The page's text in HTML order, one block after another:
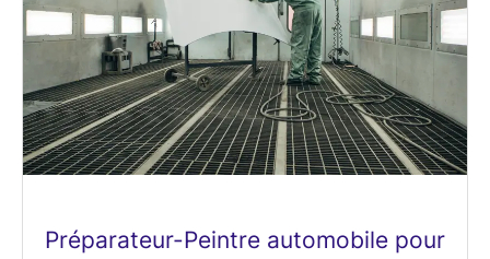
Préparateur-Peintre automobile pour